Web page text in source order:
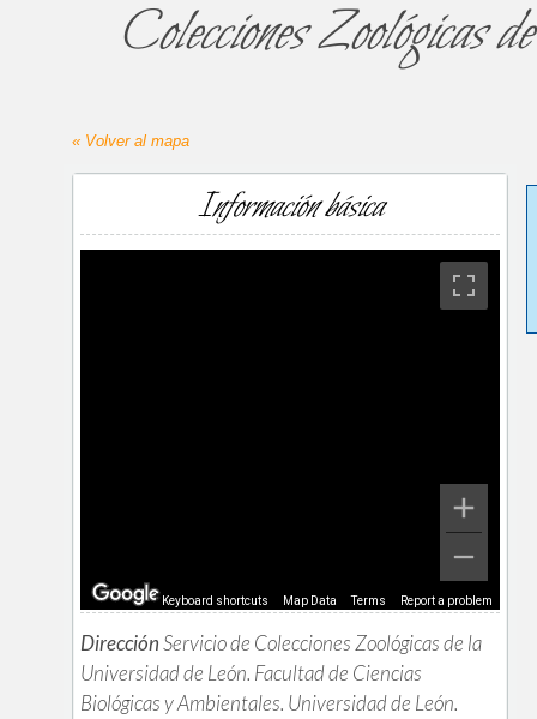
Colecciones
« Volver al mapa
Información básica
Keyboard shortcuts Map Data Terms Report a problem
DirecciónServicio de Colecciones Zoológicas de la
Universidad de León. Facultad de Ciencias
Biológicas y Ambientales. Universidad de León.